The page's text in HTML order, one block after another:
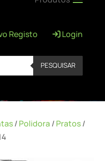
Registo Login
PESQUISAR
/Polidora /Pratos/